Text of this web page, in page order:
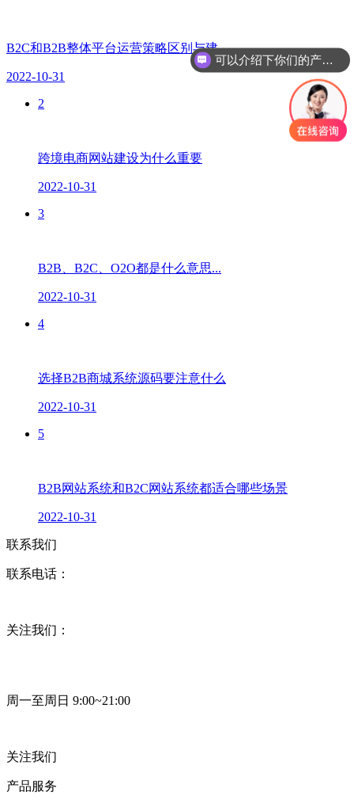
B2C和B2B整体平台运营策略区别与建...
2022-10-31
2
跨境电商网站建设为什么重要
2022-10-31
3
B2B、B2C、O2O都是什么意思...
2022-10-31
4
选择B2B商城系统源码要注意什么
2022-10-31
5
B2B网站系统和B2C网站系统都适合哪些场景
2022-10-31
联系我们
联系电话：
关注我们：
周一至周日 9:00~21:00
关注我们
产品服务
可以介绍下你们的产品么？
你们是怎么收费的呢？